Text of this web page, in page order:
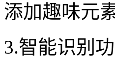
添加趣味元
3.智能识别